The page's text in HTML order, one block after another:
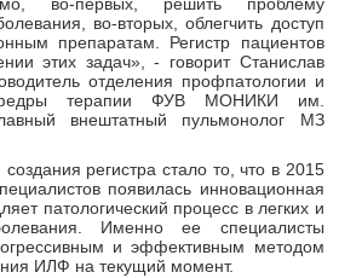
во-первых, решить проблему
во-вторых, облегчить доступ
препаратам. Регистр пациентов
этих задач», - говорит Станислав
отделения профпатологии и
терапии ФУВ МОНИКИ им.
внештатный пульмонолог МЗ
регистра стало то, что в 2015
появилась инновационная
патологический процесс в легких и
Именно ее специалисты
и эффективным методом
ИЛФ на текущий момент.